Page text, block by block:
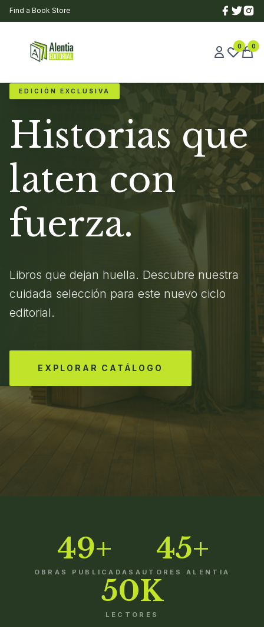
Find a Book Store
0 0
EDICIÓN EXCLUSIVA
Historias que
laten con
fuerza.
Libros que dejan huella. Descubre nuestra
cuidada selección para este nuevo ciclo
editorial.
EXPLORAR CATÁLOGO
49+
OBRAS PUBLICADAS
45+
AUTORES ALENTIA
50K
LECTORES